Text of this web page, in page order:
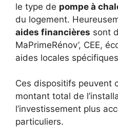
le type de pompe à
du logement.
aides financières sont
MaPrimeRénov’, CEE,
aides locales spécifiques
Ces dispositifs peuvent
montant total de
l’investissement plus
particuliers.